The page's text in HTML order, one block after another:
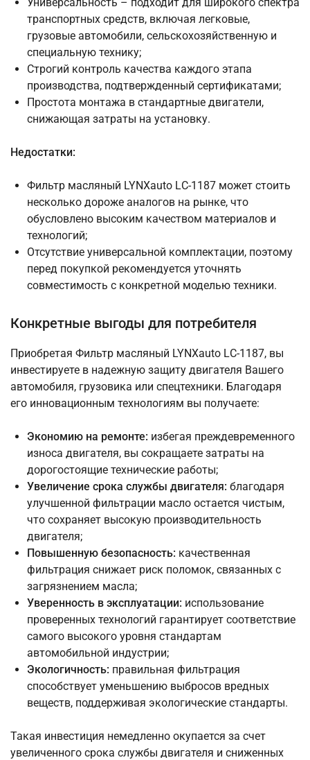
транспортных средств, включая легковые,
грузовые автомобили, сельскохозяйственную и
специальную технику;
Строгий контроль качества каждого этапа
производства, подтвержденный сертификатами;
Простота монтажа в стандартные двигатели,
снижающая затраты на установку.
Недостатки:
Фильтр масляный LYNXauto LС-1187 может стоить
несколько дороже аналогов на рынке, что
обусловлено высоким качеством материалов и
технологий;
Отсутствие универсальной комплектации, поэтому
перед покупкой рекомендуется уточнять
совместимость с конкретной моделью техники.
Конкретные выгоды для потребителя
Приобретая Фильтр масляный LYNXauto LС-1187, вы
инвестируете в надежную защиту двигателя Вашего
автомобиля, грузовика или спецтехники. Благодаря
его инновационным технологиям вы получаете:
Экономию на ремонте: избегая преждевременного
износа двигателя, вы сокращаете затраты на
дорогостоящие технические работы;
Увеличение срока службы двигателя: благодаря
улучшенной фильтрации масло остается чистым,
что сохраняет высокую производительность
двигателя;
Повышенную безопасность: качественная
фильтрация снижает риск поломок, связанных с
загрязнением масла;
Уверенность в эксплуатации: использование
проверенных технологий гарантирует соответствие
самого высокого уровня стандартам
автомобильной индустрии;
Экологичность: правильная фильтрация
способствует уменьшению выбросов вредных
веществ, поддерживая экологические стандарты.
Такая инвестиция немедленно окупается за счет
увеличенного срока службы двигателя и сниженных